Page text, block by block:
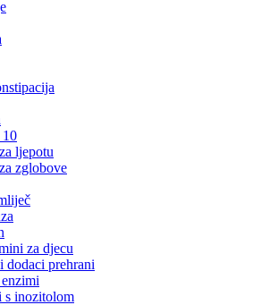
ljepotu
zglobove
za djecu
dodaci prehrani
s inozitolom